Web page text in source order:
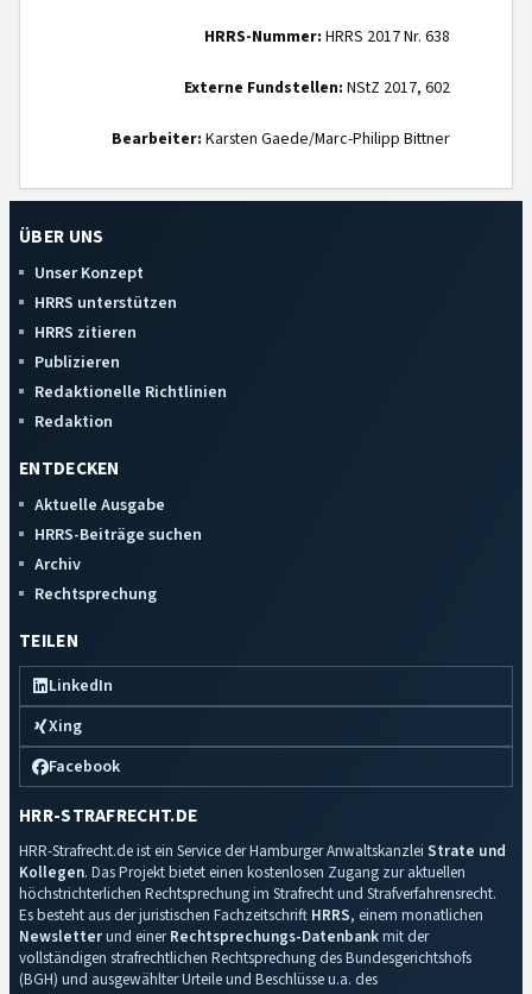
HRRS-Nummer: HRRS 2017 Nr. 638
Externe Fundstellen: NStZ 2017, 602
Bearbeiter: Karsten Gaede/Marc-Philipp Bittner
ÜBER UNS
Unser Konzept
HRRS unterstützen
HRRS zitieren
Publizieren
Redaktionelle Richtlinien
Redaktion
ENTDECKEN
Aktuelle Ausgabe
HRRS-Beiträge suchen
Archiv
Rechtsprechung
TEILEN
LinkedIn
Xing
Facebook
HRR-STRAFRECHT.DE
HRR-Strafrecht.de ist ein Service der Hamburger Anwaltskanzlei Strate und
Kollegen. Das Projekt bietet einen kostenlosen Zugang zur aktuellen
höchstrichterlichen Rechtsprechung im Strafrecht und Strafverfahrensrecht.
Es besteht aus der juristischen Fachzeitschrift HRRS, einem monatlichen
Newsletterund einerRechtsprechungs-Datenbankmit der
vollständigen strafrechtlichen Rechtsprechung des Bundesgerichtshofs
(BGH) und ausgewählter Urteile und Beschlüsse u.a. des